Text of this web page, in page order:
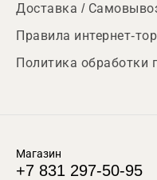
Доставка /
Правила интернет-
Политика обработки
Магазин
+7 831 297-50-95